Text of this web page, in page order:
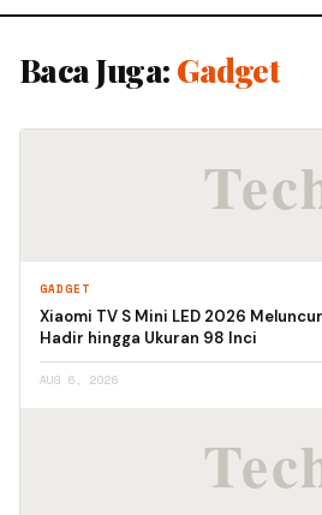
Baca Juga: Gadget
GADGET
Xiaomi TV S Mini LED 2026
Hadir hingga Ukuran 98 Inci
AUG 6, 2026